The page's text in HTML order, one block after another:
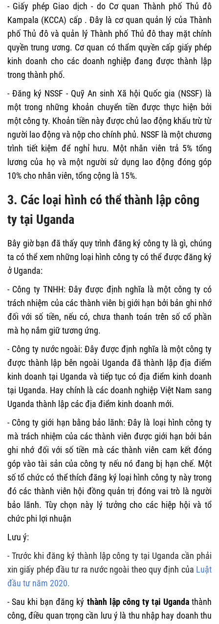
- Giấy phép Giao dịch - do Cơ quan Thành phố Thủ đô
Kampala (KCCA) cấp . Đây là cơ quan quản lý của Thành
phố Thủ đô và quản lý Thành phố Thủ đô thay mặt chính
quyền trung ương. Cơ quan có thẩm quyền cấp giấy phép
kinh doanh cho các doanh nghiệp đang được thành lập
trong thành phố.
- Đăng ký NSSF - Quỹ An sinh Xã hội Quốc gia (NSSF) là
một trong những khoản chuyển tiền được thực hiện bởi
một công ty. Khoản tiền này được chủ lao động khấu trừ từ
người lao động và nộp cho chính phủ. NSSF là một chương
trình tiết kiệm để nghỉ hưu. Một nhân viên trả 5% tổng
lương của họ và một người sử dụng lao động đóng góp
10% cho nhân viên, tổng cộng là 15%.
3. Các loại hình có thể thành lập công
ty tại Uganda
Bây giờ bạn đã thấy quy trình đăng ký công ty là gì, chúng
ta có thể xem những loại hình công ty có thể được đăng ký
ở Uganda:
- Công ty TNHH: Đây được định nghĩa là một công ty có
trách nhiệm của các thành viên bị giới hạn bởi bản ghi nhớ
đối với số tiền, nếu có, chưa thanh toán trên số cổ phần
mà họ nắm giữ tương ứng.
- Công ty nước ngoài: Đây được định nghĩa là một công ty
được thành lập bên ngoài Uganda đã thành lập địa điểm
kinh doanh tại Uganda và tiếp tục có địa điểm kinh doanh
tại Uganda. Hay chính là các doanh nghiệp Việt Nam sang
Uganda thành lập các địa điểm kinh doanh mới.
- Công ty giới hạn bằng bảo lãnh: Đây là loại hình công ty
mà trách nhiệm của các thành viên được giới hạn bởi bản
ghi nhớ đối với số tiền mà các thành viên cam kết đóng
góp vào tài sản của công ty nếu nó đang bị hạn chế. Một
số tổ chức có thể thích đăng ký loại hình công ty này trong
đó các thành viên hội đồng quản trị đóng vai trò là người
bảo lãnh. Tùy chọn này lý tưởng cho các hiệp hội và tổ
chức phi lợi nhuận
Lưu ý:
- Trước khi đăng ký thành lập công ty tại Uganda cần phải
xin giấy phép đầu tư ra nước ngoài theo quy định của Luật
đầu tư năm 2020.
- Sau khi bạn đăng ký thành lập công ty tại Ugandathành
công, điều quan trọng cần lưu ý là thu nhập hay doanh thu